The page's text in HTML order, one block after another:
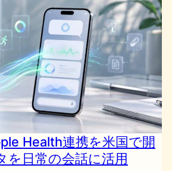
Health連携を米国で開
を日常の会話に活用